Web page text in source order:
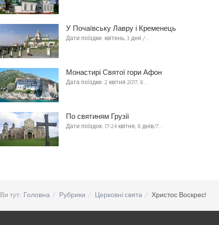
У Почаївську Лавру і Кременець
Дати поїздки: квітень, 3 дня /…
Монастирі Святої гори Афон
Дата поїздки: 2 квітня 2017, 8…
По святиням Грузії
Дати поїздок: 17-24 квітня, 8 днів/7…
Ви тут: Головна Рубрики Церковні свята Христос Воскрес!